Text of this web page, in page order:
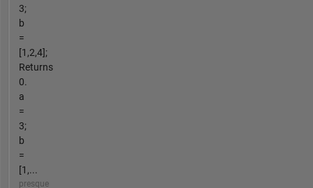
3;
b
=
[1,2,4];
Returns
0.
a
=
3;
b
=
[1,...
presque